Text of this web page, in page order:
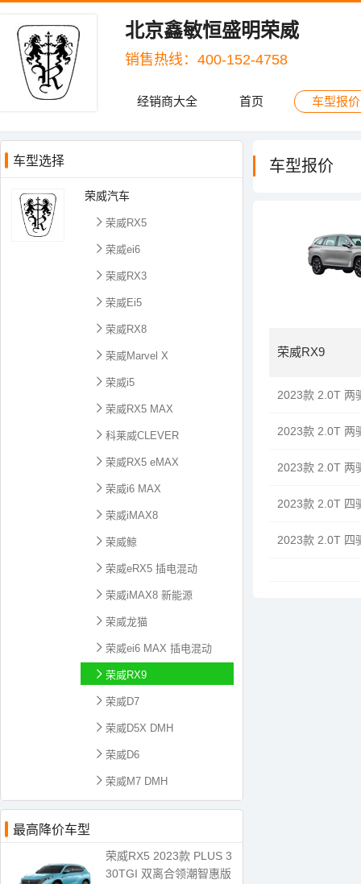
北京鑫敏恒盛明荣威
销售热线：400-152-4758
经销商大全 首页 车型报价
车型选择
荣威汽车
荣威RX5
荣威ei6
荣威RX3
荣威Ei5
荣威RX8
荣威Marvel X
荣威i5
荣威RX5 MAX
科莱威CLEVER
荣威RX5 eMAX
荣威i6 MAX
荣威iMAX8
荣威鲸
荣威eRX5 插电混动
荣威iMAX8 新能源
荣威龙猫
荣威ei6 MAX 插电混动
荣威RX9
荣威D7
荣威D5X DMH
荣威D6
荣威M7 DMH
最高降价车型
荣威RX5 2023款 PLUS 3
30TGI 双离合领潮智惠版
车型报价
荣威RX9
2023款 2.0T 两
2023款 2.0T 两
2023款 2.0T 两
2023款 2.0T 四
2023款 2.0T 四